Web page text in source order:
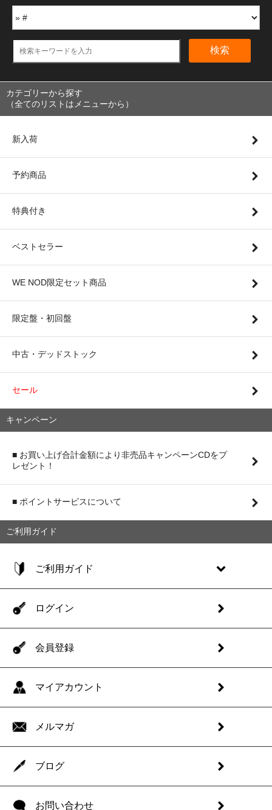
検索
カテゴリーから探す
（全てのリストはメニューから）
新入荷
予約商品
特典付き
ベストセラー
WE NOD限定セット商品
限定盤・初回盤
中古・デッドストック
セール
キャンペーン
■ お買い上げ合計金額により非売品キャンペーンCDをプ
レゼント！
■ ポイントサービスについて
ご利用ガイド
ご利用ガイド
ログイン
会員登録
マイアカウント
メルマガ
ブログ
お問い合わせ